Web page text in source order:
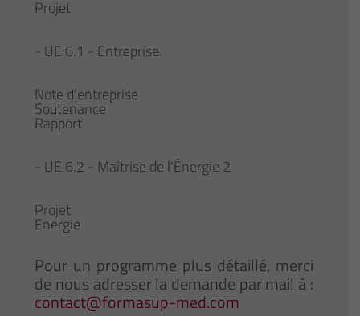
Projet
- UE 6.1 - Entreprise
Note d'entreprise
Soutenance
Rapport
- UE 6.2 - Maîtrise de l'Énergie 2
Projet
Energie
Pour un programme plus détaillé, merci
de nous adresser la demande par mail à :
contact@formasup-med.com